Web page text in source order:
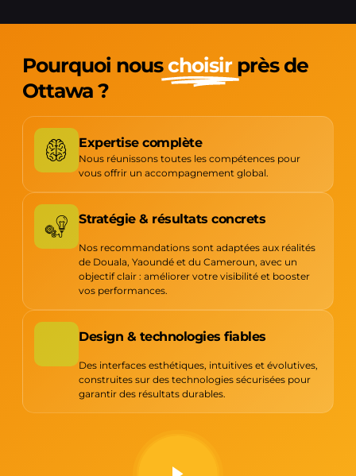
Pourquoi nouschoisir près de
Ottawa ?
Expertise complète
Nous réunissons toutes les compétences pour
vous offrir un accompagnement global.
Stratégie & résultats concrets
Nos recommandations sont adaptées aux réalités
de Douala, Yaoundé et du Cameroun, avec un
objectif clair : améliorer votre visibilité et booster
vos performances.
Design & technologies fiables
Des interfaces esthétiques, intuitives et évolutives,
construites sur des technologies sécurisées pour
garantir des résultats durables.